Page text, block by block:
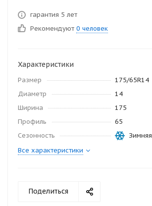
гарантия 5 лет
Рекомендуют 0 человек
Характеристики
Размер
175/65R14
Диаметр
14
Ширина
175
Профиль
65
Сезонность
Зимняя
Все характеристики
Поделиться